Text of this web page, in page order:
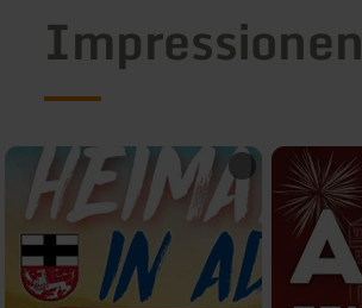
Impressionen